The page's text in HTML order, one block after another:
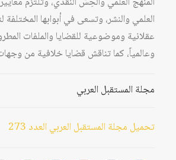
العلمي والنشر، وتسعى في أبوابها المختلفة
عقلانية وموضوعية للقضايا والملفات
وعالمياً، كما تناقش قضايا خلافية من
مجلة المستقبل العربي
تحميل مجلة المستقبل العربي العدد 273